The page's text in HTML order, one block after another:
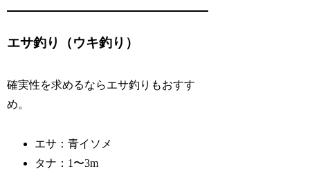
エサ釣り（ウキ釣り）
確実性を求めるならエサ釣りもおすす
め。
エサ：青イソメ
タナ：1〜3m